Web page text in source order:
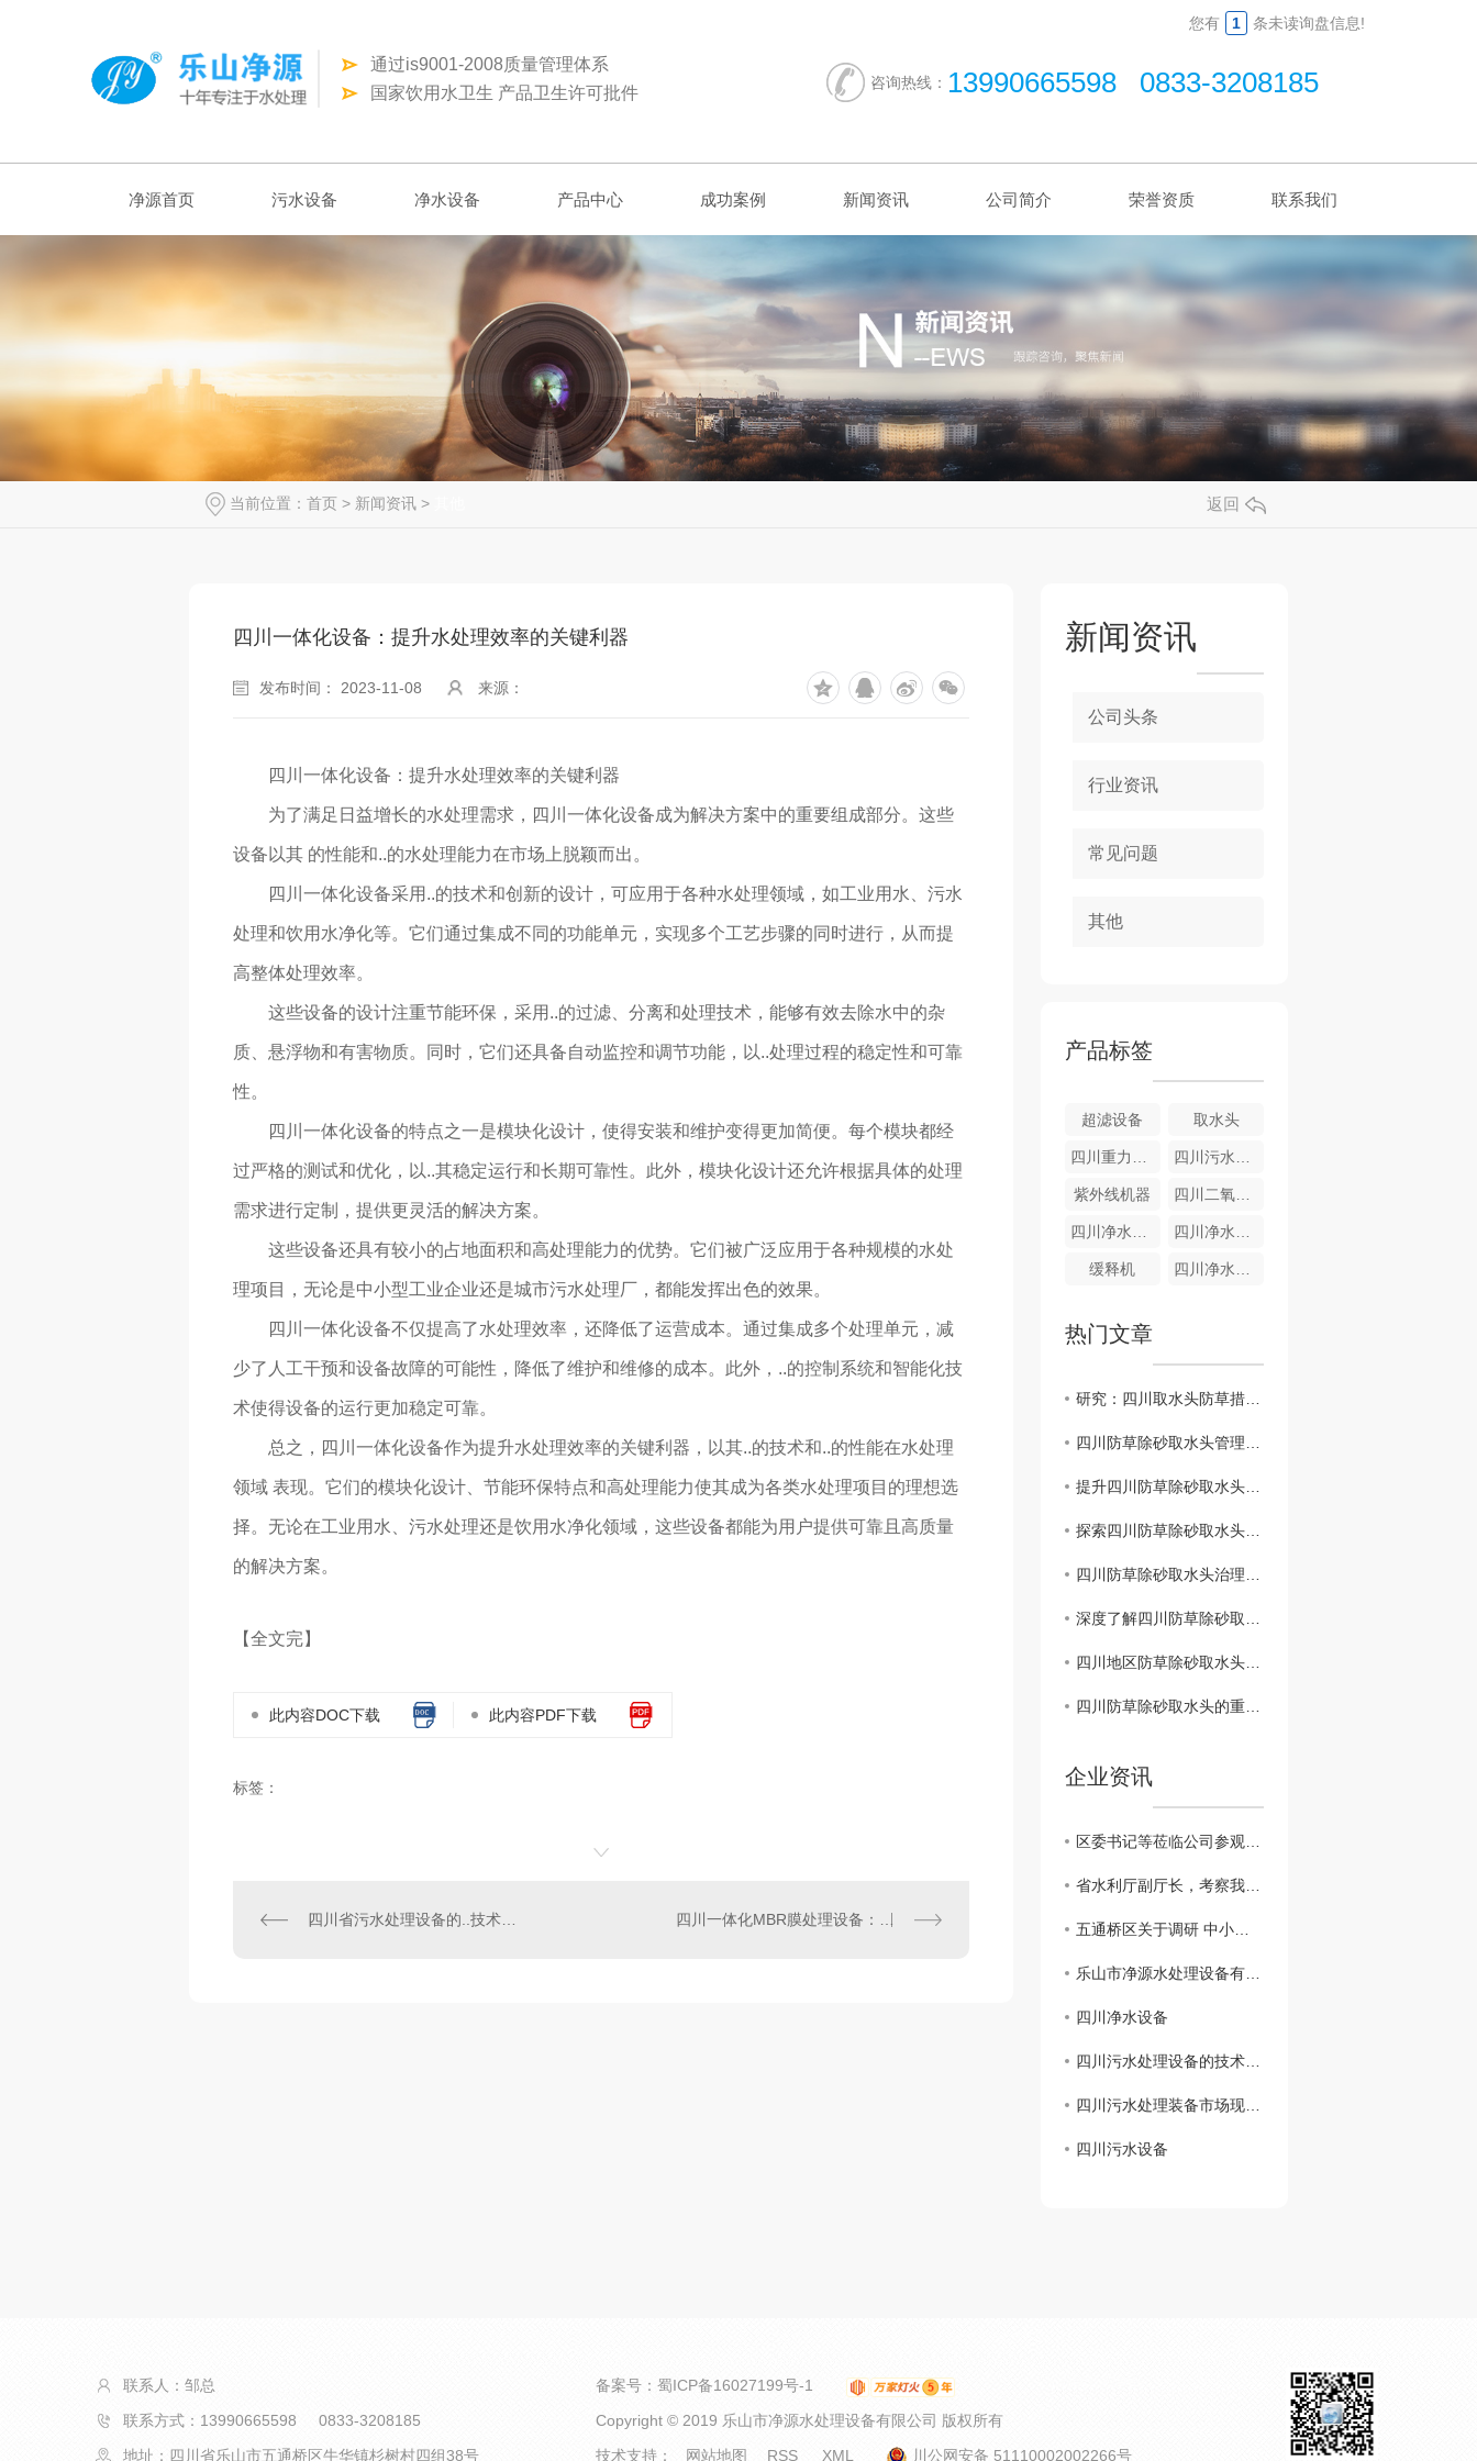
您有 1 条未读询盘信息!
通过is9001-2008质量管理体系
国家饮用水卫生 产品卫生许可批件
咨询热线： 13990665598 0833-3208185
净源首页 污水设备 净水设备 产品中心 成功案例 新闻资讯 公司简介 荣誉资质 联系我们
当前位置： 首页 > 新闻资讯 > 返回
四川一体化设备：提升水处理效率的关键利器
发布时间： 2023-11-08 来源：
四川一体化设备：提升水处理效率的关键利器
为了满足日益增长的水处理需求，四川一体化设备成为解决方案中的重要组成部分。这些
设备以其 的性能和..的水处理能力在市场上脱颖而出。
四川一体化设备采用..的技术和创新的设计，可应用于各种水处理领域，如工业用水、污水
处理和饮用水净化等。它们通过集成不同的功能单元，实现多个工艺步骤的同时进行，从而提
高整体处理效率。
这些设备的设计注重节能环保，采用..的过滤、分离和处理技术，能够有效去除水中的杂
质、悬浮物和有害物质。同时，它们还具备自动监控和调节功能，以..处理过程的稳定性和可靠
性。
四川一体化设备的特点之一是模块化设计，使得安装和维护变得更加简便。每个模块都经
过严格的测试和优化，以..其稳定运行和长期可靠性。此外，模块化设计还允许根据具体的处理
需求进行定制，提供更灵活的解决方案。
这些设备还具有较小的占地面积和高处理能力的优势。它们被广泛应用于各种规模的水处
理项目，无论是中小型工业企业还是城市污水处理厂，都能发挥出色的效果。
四川一体化设备不仅提高了水处理效率，还降低了运营成本。通过集成多个处理单元，减
少了人工干预和设备故障的可能性，降低了维护和维修的成本。此外，..的控制系统和智能化技
术使得设备的运行更加稳定可靠。
总之，四川一体化设备作为提升水处理效率的关键利器，以其..的技术和..的性能在水处理
领域 表现。它们的模块化设计、节能环保特点和高处理能力使其成为各类水处理项目的理想选
择。无论在工业用水、污水处理还是饮用水净化领域，这些设备都能为用户提供可靠且高质量
的解决方案。
【全文完】
此内容DOC下载 此内容PDF下载
标签：
四川省污水处理设备的..技术和应用 四川一体化MBR膜处理设备：实现污水处理的革命性突破
新闻资讯
公司头条
行业资讯
常见问题
其他
产品标签
超滤设备 取水头
四川重力式无阀滤池 四川污水设备-气浮成套设备
紫外线机器 四川二氧化氯发生器
四川净水设备-全自动净水器 四川净水设备—重力式
缓释机 四川净水设备-游泳池净水器
热门文章
研究：四川取水头防草措施对环境的影响
四川防草除砂取水头管理策略探讨
提升四川防草除砂取水头管理水平的建议方案
探索四川防草除砂取水头综合管理模式
四川防草除砂取水头治理与生态环境保护
深度了解四川防草除砂取水头的保护工作
四川地区防草除砂取水头管理政策解析
四川防草除砂取水头的重要性及措施
企业资讯
区委书记等莅临公司参观调研
省水利厅副厅长，考察我公司越西小相岭净水设备
五通桥区关于调研 中小企业生产经营现状及存在的困难
乐山市净源水处理设备有限公司 携手商会及市生态环境局对口帮扶敬老院
四川净水设备
四川污水处理设备的技术创新及应用展望
四川污水处理装备市场现状分析
四川污水设备
联系人：邹总
联系方式：13990665598 0833-3208185
地址：四川省乐山市五通桥区牛华镇杉树村四组38号
备案号： 蜀ICP备16027199号-1
Copyright © 2019 乐山市净源水处理设备有限公司 版权所有
技术支持：
网站地图 RSS XML 川公网安备 51110002002266号